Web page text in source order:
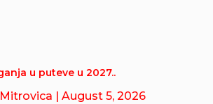
u puteve u 2027..
| August 5, 2026